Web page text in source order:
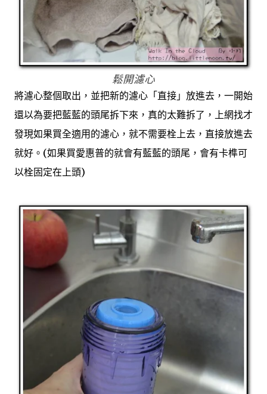
鬆開濾心
將濾心整個取出，並把新的濾心「直接」放進去，一開始
還以為要把藍藍的頭尾拆下來，真的太難拆了，上網找才
發現如果買全適用的濾心，就不需要栓上去，直接放進去
就好。(如果買愛惠普的就會有藍藍的頭尾，會有卡榫可
以栓固定在上頭)